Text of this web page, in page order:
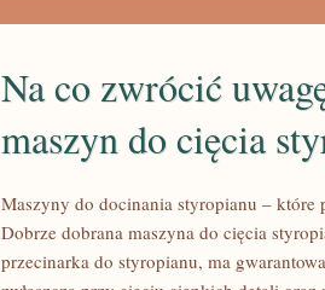
Na co zwrócić
maszyn do cięcia
Maszyny do docinania styropianu – które
Dobrze dobrana maszyna do cięcia
przecinarka do styropianu, ma